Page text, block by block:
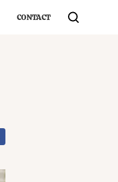
CONTACT